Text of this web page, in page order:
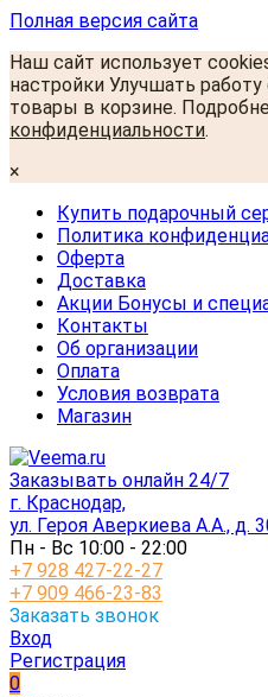
Полная версия сайта
Наш сайт использует
настройки Улучшать
товары в корзине.
конфиденциальности.
×
Купить подарочный
Политика
Оферта
Доставка
Акции Бонусы и
Контакты
Об организации
Оплата
Условия возврата
Магазин
Заказывать онлайн 24/7
г. Краснодар,
ул. Героя Аверкиева А.А., д.
Пн - Вс 10:00 - 22:00
+7 928 427-22-27
+7 909 466-23-83
Заказать звонок
Вход
Регистрация
0